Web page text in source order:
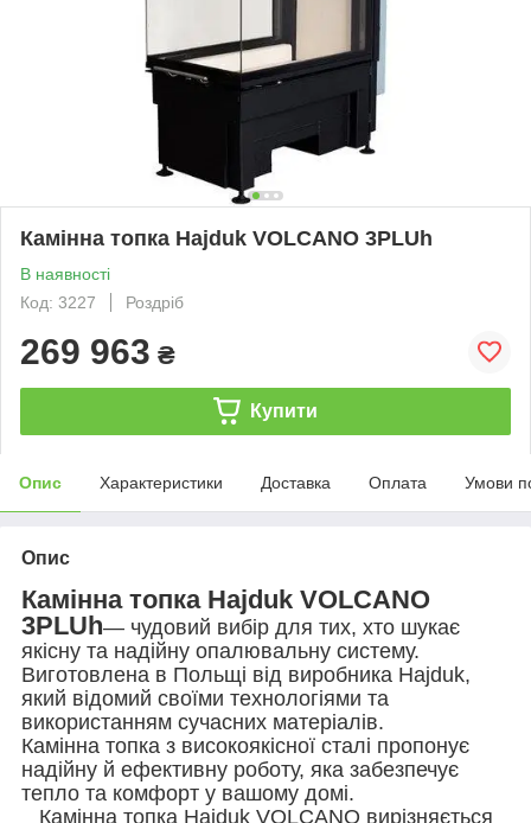
Камінна топка Hajduk VOLCANO 3PLUh
В наявності
Код: 3227
Роздріб
269 963 ₴
Купити
Опис Характеристики Доставка Оплата Умови
Опис
Камінна топка Hajduk VOLCANO
3PLUh— чудовий вибір для тих, хто шукає
якісну та надійну опалювальну систему.
Виготовлена в Польщі від виробника Hajduk,
який відомий своїми технологіями та
використанням сучасних матеріалів.
Камінна топка з високоякісної сталі пропонує
надійну й ефективну роботу, яка забезпечує
тепло та комфорт у вашому домі.
Камінна топка Hajduk VOLCANO вирізняється